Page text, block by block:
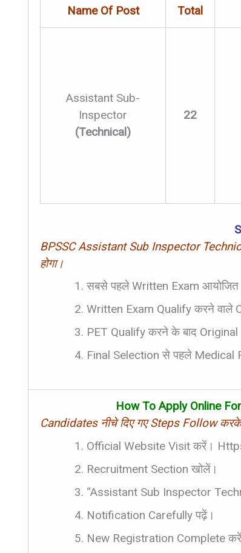
Name Of Post Total
Assistant Sub-
Inspector
(Technical)
22
BPSSC Assistant Sub Inspector
होगा।
सबसे पहले Written Exam आयोजित
Written Exam Qualify करने वाले
PET Qualify करने के बाद
Final Selection से पहले Medical
How To Apply Online
Candidates नीचे दिए गए Steps Follow
Official Website Visit करें।
Recruitment Section खोलें।
“Assistant Sub Inspector
Notification Carefully पढ़ें।
New Registration Complete